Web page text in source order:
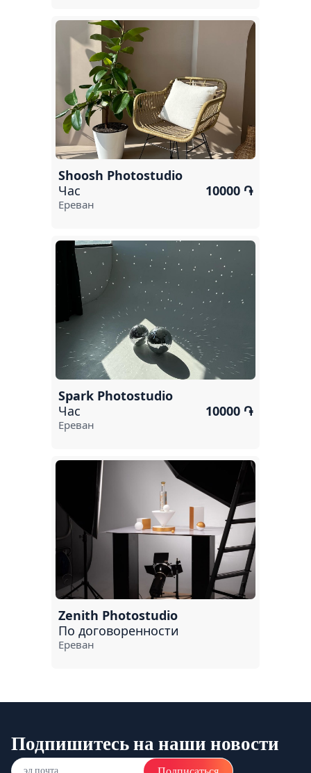
Shoosh Photostudio
Час
10000 ֏
Ереван
Spark Photostudio
Час
10000 ֏
Ереван
Zenith Photostudio
По договоренности
Ереван
Подпишитесь на наши новости